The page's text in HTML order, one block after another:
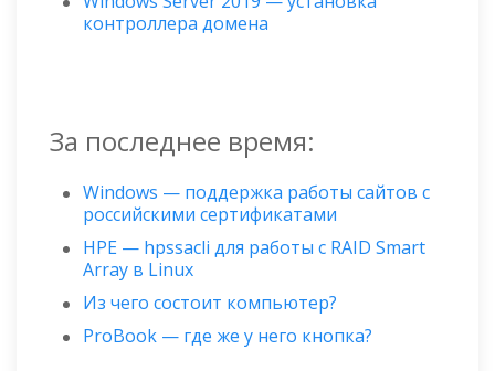
контроллера домена
За последнее время:
Windows — поддержка работы сайтов с
российскими сертификатами
HPE — hpssacli для работы с RAID Smart
Array в Linux
Из чего состоит компьютер?
ProBook — где же у него кнопка?